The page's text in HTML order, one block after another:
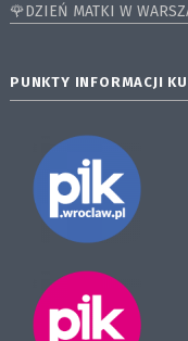
🌹DZIEŃ MATKI W
PUNKTY INFORMACJI